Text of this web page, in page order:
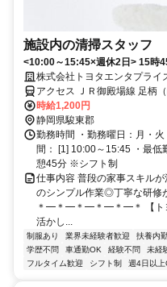
施設内の清掃スタッフ
<10:00～15:45×週休2日> 15時
ス有＆未経験可
株式会社トヨタエンタプライ
アクセス ＪＲ御殿場線 足柄
御殿場富士山口徒歩約118分
時給1,200円
静岡県駿東郡
勤務時間 ・勤務曜日：月・
間： [1] 10:00～15:45 ・最
憩45分 ※シフト制
仕事内容 普段の家事スキル
のシンプル作業◎丁寧な研
＊━＊━＊━＊━＊━＊ 【ト
活かし...
制服あり 業界未経験者歓迎 扶養内
学歴不問
車通勤OK 経験不問 未経
フルタイム歓迎
シフト制 週4日以上